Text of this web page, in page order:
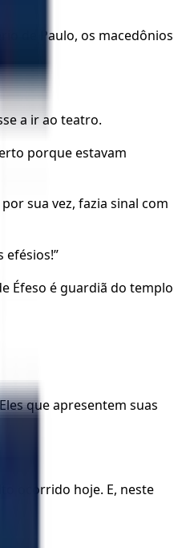
de Paulo, os macedônios
a ir ao teatro.
porque estavam
sua vez, fazia sinal com
efésios!”
Éfeso é guardiã do templo
que apresentem suas
ocorrido hoje. E, neste